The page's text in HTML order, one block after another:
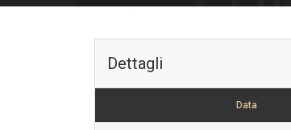
Dettagli
Data